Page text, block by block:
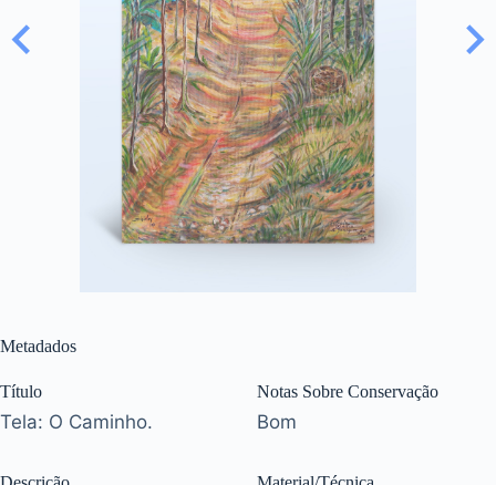
Metadados
Título
Tela: O Caminho.
Notas Sobre Conservação
Bom